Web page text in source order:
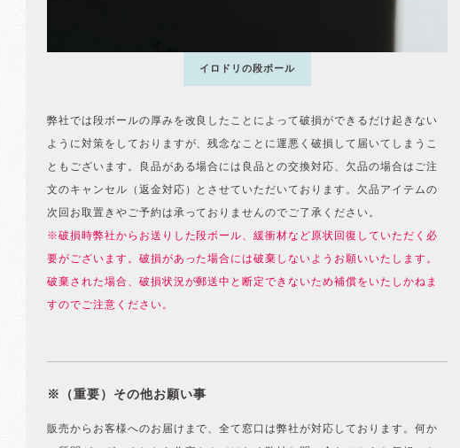
イロドリの段ボール
弊社では段ボールの厚みを改良したことによって破損ができるだけ起きない
ように対策をしておりますが、残念なことに運悪く破損して届いてしまうこ
ともございます。良品がある場合には良品との交換対応、欠品の場合はご注
文のキャンセル（返金対応）とさせていただいております。欠品アイテムの
次回お取置きやご予約は承っておりませんのでご了承ください。
※破損時弊社からお送りした段ボール、緩衝材など原状回復していただく必
要がございます。破損があった場合には破棄しないようお願いいたします。
破棄された場合、破損状況が郵送中と断定できないため補償をいたしかねま
すのでご注意ください。
※（重要）その他お願い事
販売からお客様へのお届けまで、全て窓口は弊社が対応しております。何か